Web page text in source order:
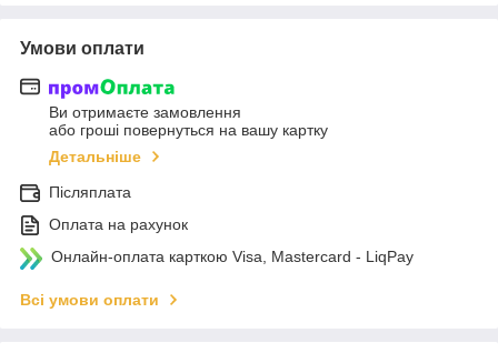
Умови оплати
Ви отримаєте замовлення
або гроші повернуться на вашу картку
Детальніше
Післяплата
Оплата на рахунок
Онлайн-оплата карткою Visa, Mastercard - LiqPay
Всі умови оплати